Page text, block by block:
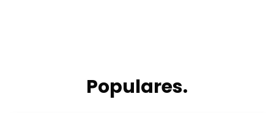
Populares.